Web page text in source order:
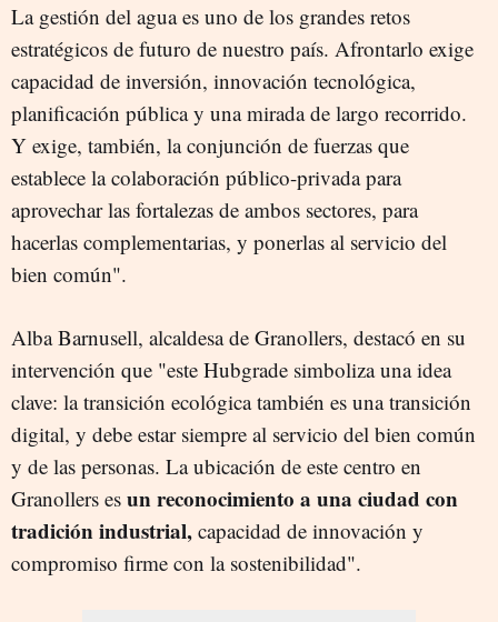
La gestión del agua es uno de los grandes retos
estratégicos de futuro de nuestro país. Afrontarlo exige
capacidad de inversión, innovación tecnológica,
planificación pública y una mirada de largo recorrido.
Y exige, también, la conjunción de fuerzas que
establece la colaboración público-privada para
aprovechar las fortalezas de ambos sectores, para
hacerlas complementarias, y ponerlas al servicio del
bien común".
Alba Barnusell, alcaldesa de Granollers, destacó en su
intervención que "este Hubgrade simboliza una idea
clave: la transición ecológica también es una transición
digital, y debe estar siempre al servicio del bien común
y de las personas. La ubicación de este centro en
Granollers es un reconocimiento a una ciudad con
tradición industrial, capacidad de innovación y
compromiso firme con la sostenibilidad".